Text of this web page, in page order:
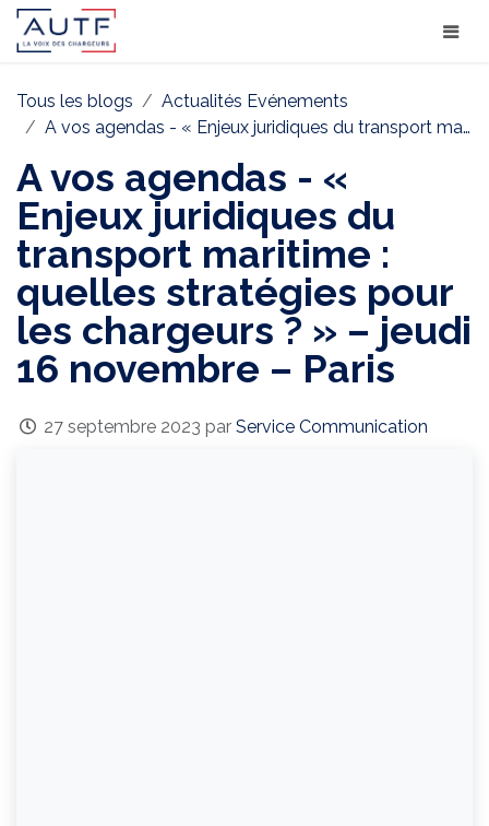
Tous les blogs
Actualités Evénements
A vos agendas - « Enjeux juridiques du transport maritime : quelles stratégies pour les chargeurs ? » – jeudi 16 novembre – Paris
A vos agendas - «
Enjeux juridiques du
transport maritime :
quelles stratégies pour
les chargeurs ? » – jeudi
16 novembre – Paris
27 septembre 2023 par Service Communication